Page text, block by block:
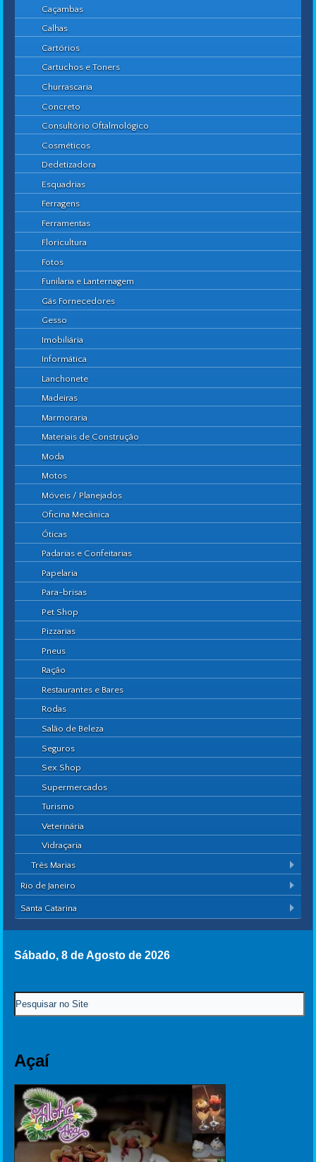
Caçambas
Calhas
Cartórios
Cartuchos e Toners
Churrascaria
Concreto
Consultório Oftalmológico
Cosméticos
Dedetizadora
Esquadrias
Ferragens
Ferramentas
Floricultura
Fotos
Funilaria e Lanternagem
Gás Fornecedores
Gesso
Imobiliária
Informática
Lanchonete
Madeiras
Marmoraria
Materiais de Construção
Moda
Motos
Móveis / Planejados
Oficina Mecânica
Óticas
Padarias e Confeitarias
Papelaria
Para-brisas
Pet Shop
Pizzarias
Pneus
Ração
Restaurantes e Bares
Rodas
Salão de Beleza
Seguros
Sex Shop
Supermercados
Turismo
Veterinária
Vidraçaria
Três Marias
Rio de Janeiro
Santa Catarina
Sábado, 8 de Agosto de 2026
Açaí